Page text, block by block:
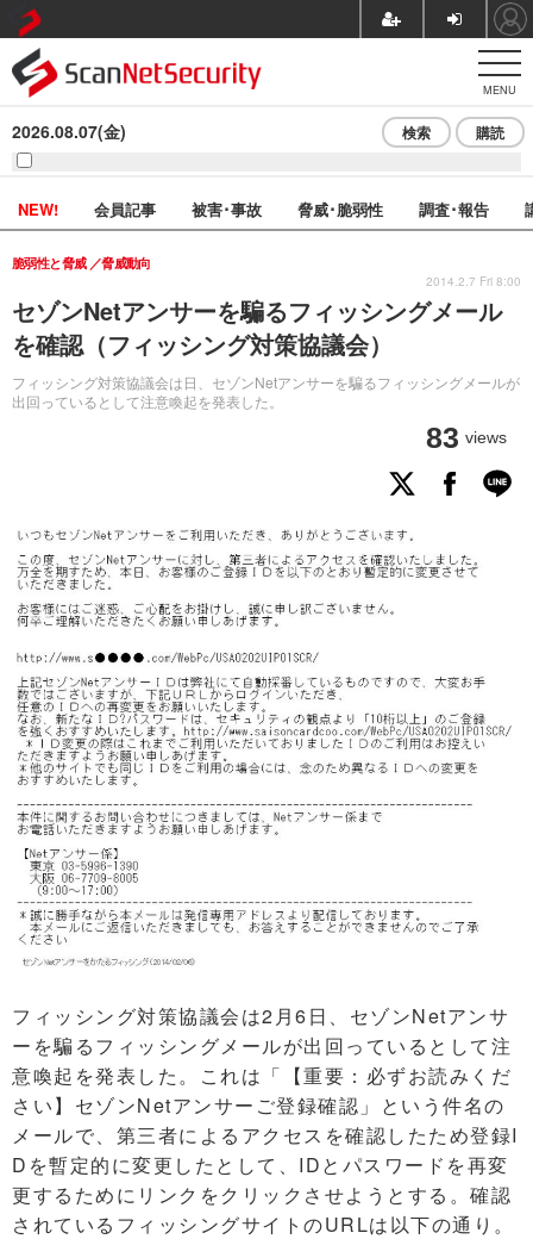
MENU
2026.08.07(金) 検索 購読
NEW! 会員記事 被害･事故 脅威･脆弱性 調査･報告
セゾンNetアンサーを騙るフィッシングメール
を確認（フィッシング対策協議会）
フィッシング対策協議会は日、セゾンNetアンサーを騙るフィッシングメールが
出回っているとして注意喚起を発表した。
脆弱性と脅威 脅威動向
83 views
2014.2.7 Fri 8:00
フィッシング対策協議会は2月6日、セゾンNetアンサ
ーを騙るフィッシングメールが出回っているとして注
意喚起を発表した。これは「【重要：必ずお読みくだ
さい】セゾンNetアンサーご登録確認」という件名の
メールで、第三者によるアクセスを確認したため登録I
Dを暫定的に変更したとして、IDとパスワードを再変
更するためにリンクをクリックさせようとする。確認
されているフィッシングサイトのURLは以下の通り。